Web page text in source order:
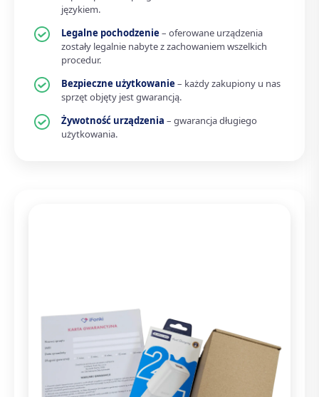
językiem.
Legalne pochodzenie– oferowane urządzenia
zostały legalnie nabyte z zachowaniem wszelkich
procedur.
Bezpieczne użytkowanie– każdy zakupiony u nas
sprzęt objęty jest gwarancją.
Żywotność urządzenia – gwarancja długiego
użytkowania.